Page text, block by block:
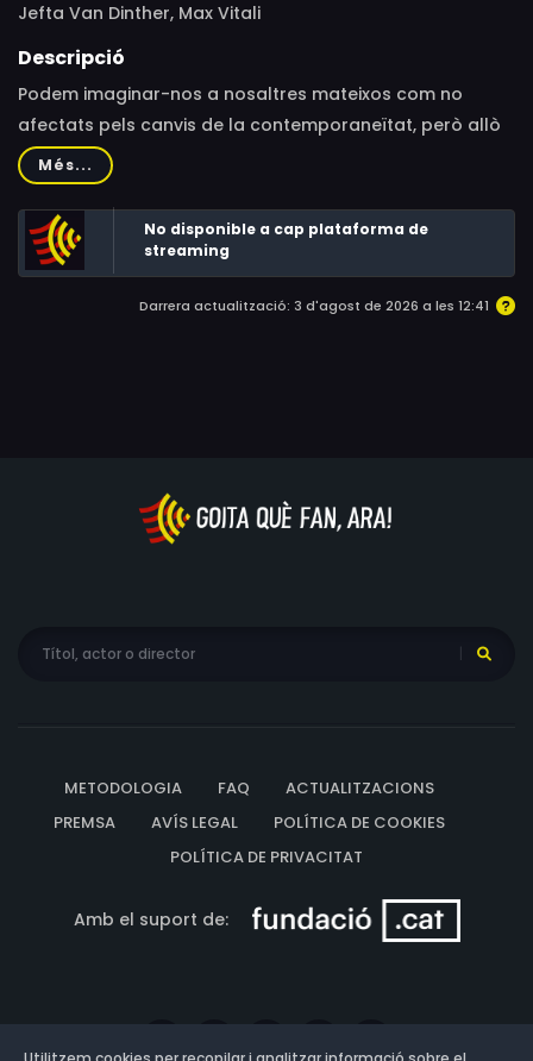
Jefta Van Dinther, Max Vitali
Descripció
Podem imaginar-nos a nosaltres mateixos com no
afectats pels canvis de la contemporaneïtat, però allò
orgànic i sintètic s'han fusionat. En Dark Field Analysis
(Anàlisi de Camp Fosc), ens submergim en la
desconcertant estranyesa del jo interior, del que sovint
roman ocult: anatòmica, psicològica i espiritualment.
Més...
No disponible a cap plataforma de
streaming
Darrera actualització: 3 d'agost de 2026 a les 12:41
METODOLOGIA FAQ
ACTUALITZACIONS
PREMSA
AVÍS LEGAL
POLÍTICA DE COOKIES
POLÍTICA DE PRIVACITAT
Amb el suport de: